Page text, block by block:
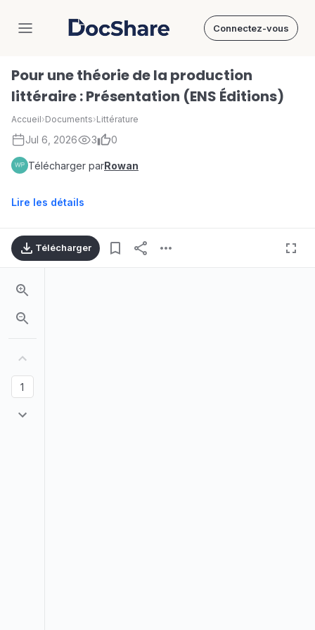
DocShare Connectez-vous
Pour une théorie de la production
littéraire : Présentation (ENS Éditions)
Accueil›Documents›Littérature
Jul 6, 2026 3 0
Télécharger parRowan
Lire les détails
Télécharger